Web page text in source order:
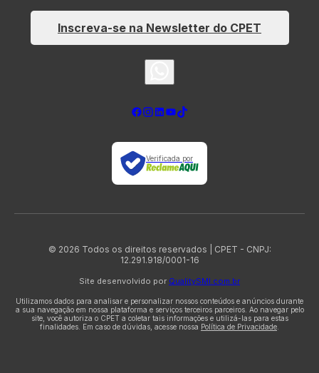
Inscreva-se na Newsletter do CPET
Verificada por
© 2026 Todos os direitos reservados | CPET - CNPJ:
12.291.918/0001-16
Site desenvolvido por QualitySMI.com.br
Utilizamos dados para analisar e personalizar nossos conteúdos e anúncios durante
a sua navegação em nossa plataforma e serviços terceiros parceiros. Ao navegar pelo
site, você autoriza o CPET a coletar tais informações e utilizá-las para estas
finalidades. Em caso de dúvidas, acesse nossa Política de Privacidade